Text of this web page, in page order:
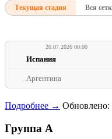
Текущая стадия Вся
20.07.2026 00:00
Испания
Аргентина
Подробнее → Обновлено:
Группа A